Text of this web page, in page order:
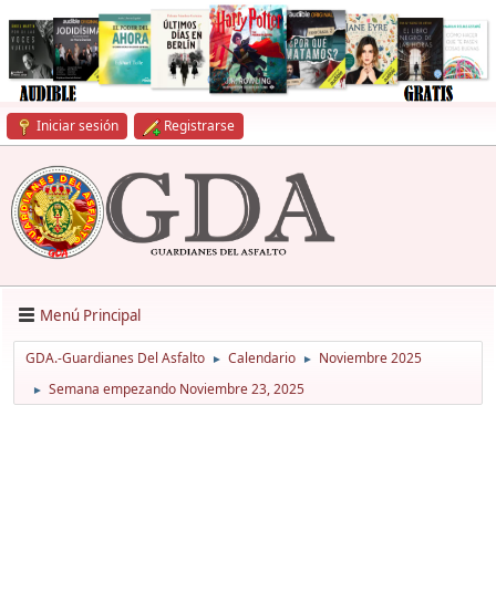
Iniciar sesión Registrarse
Menú Principal
GDA.-Guardianes Del Asfalto ► Calendario ► Noviembre 2025
► Semana empezando Noviembre 23, 2025